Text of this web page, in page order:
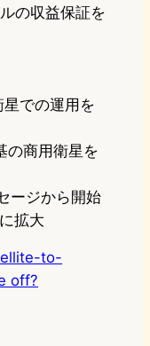
の収益保証を
での運用を
の商用衛星を
ージから開始
拡大
to-
off?